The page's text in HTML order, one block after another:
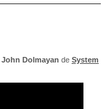
John Dolmayan de System